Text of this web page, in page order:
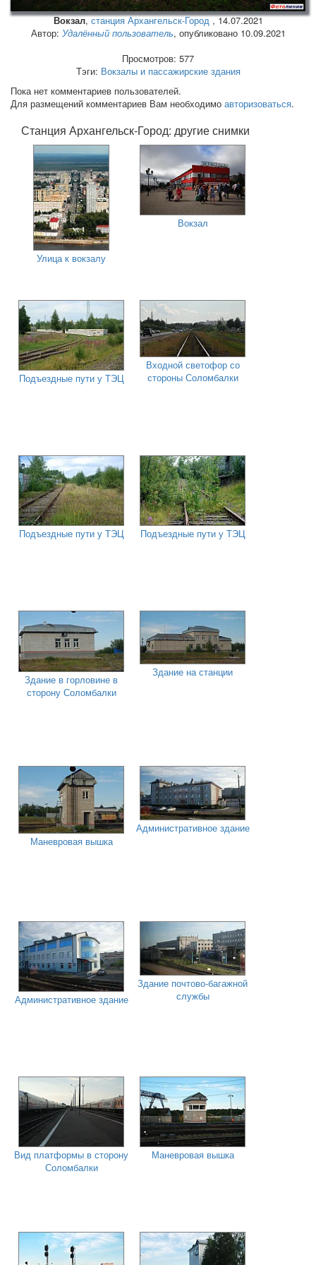
Вокзал,станция Архангельск-Город ,14.07.2021
Автор: Удалённый пользователь, опубликовано 10.09.2021
Просмотров: 577
Тэги: Вокзалы и пассажирские здания
Пока нет комментариев пользователей.
Для размещений комментариев Вам необходимо авторизоваться.
Станция Архангельск-Город: другие снимки
Улица к вокзалу
Вокзал
Подъездные пути у ТЭЦ
Входной светофор со
стороны Соломбалки
Подъездные пути у ТЭЦ Подъездные пути у ТЭЦ
Здание в горловине в
сторону Соломбалки
Здание на станции
Маневровая вышка
Административное здание
Административное здание
Здание почтово-багажной
службы
Вид платформы в сторону
Соломбалки
Маневровая вышка